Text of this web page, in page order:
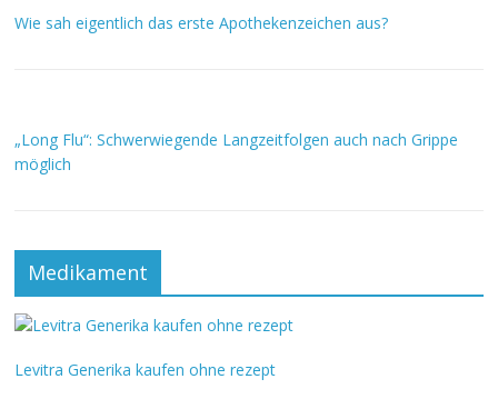
Wie sah eigentlich das erste Apothekenzeichen aus?
„Long Flu“: Schwerwiegende Langzeitfolgen auch nach Grippe
möglich
Medikament
Levitra Generika kaufen ohne rezept